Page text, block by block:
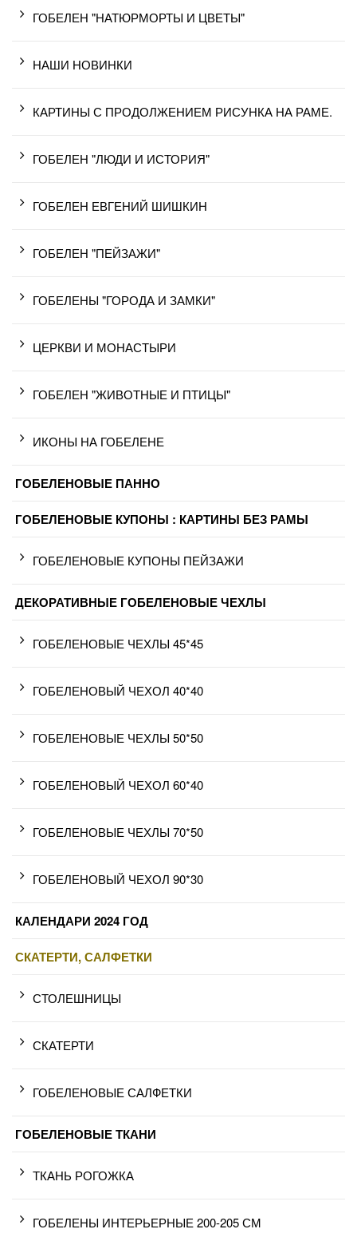
ГОБЕЛЕН "НАТЮРМОРТЫ И ЦВЕТЫ"
НАШИ НОВИНКИ
КАРТИНЫ С ПРОДОЛЖЕНИЕМ РИСУНКА НА РАМЕ.
ГОБЕЛЕН "ЛЮДИ И ИСТОРИЯ"
ГОБЕЛЕН ЕВГЕНИЙ ШИШКИН
ГОБЕЛЕН "ПЕЙЗАЖИ"
ГОБЕЛЕНЫ "ГОРОДА И ЗАМКИ"
ЦЕРКВИ И МОНАСТЫРИ
ГОБЕЛЕН "ЖИВОТНЫЕ И ПТИЦЫ"
ИКОНЫ НА ГОБЕЛЕНЕ
ГОБЕЛЕНОВЫЕ ПАННО
ГОБЕЛЕНОВЫЕ КУПОНЫ : КАРТИНЫ БЕЗ РАМЫ
ГОБЕЛЕНОВЫЕ КУПОНЫ ПЕЙЗАЖИ
ДЕКОРАТИВНЫЕ ГОБЕЛЕНОВЫЕ ЧЕХЛЫ
ГОБЕЛЕНОВЫЕ ЧЕХЛЫ 45*45
ГОБЕЛЕНОВЫЙ ЧЕХОЛ 40*40
ГОБЕЛЕНОВЫЕ ЧЕХЛЫ 50*50
ГОБЕЛЕНОВЫЙ ЧЕХОЛ 60*40
ГОБЕЛЕНОВЫЕ ЧЕХЛЫ 70*50
ГОБЕЛЕНОВЫЙ ЧЕХОЛ 90*30
КАЛЕНДАРИ 2024 ГОД
СКАТЕРТИ, САЛФЕТКИ
СТОЛЕШНИЦЫ
СКАТЕРТИ
ГОБЕЛЕНОВЫЕ САЛФЕТКИ
ГОБЕЛЕНОВЫЕ ТКАНИ
ТКАНЬ РОГОЖКА
ГОБЕЛЕНЫ ИНТЕРЬЕРНЫЕ 200-205 СМ